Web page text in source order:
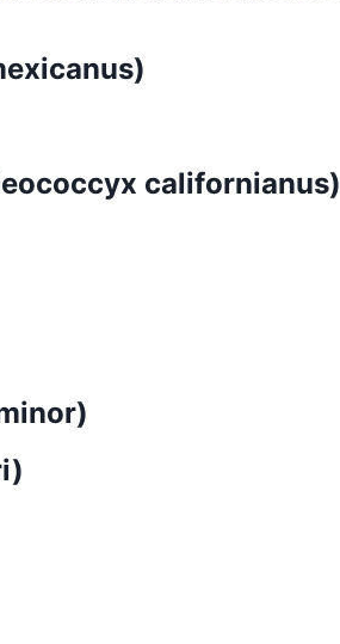
californianus)